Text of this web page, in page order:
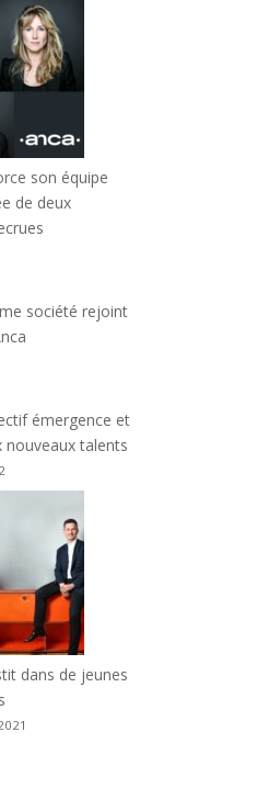
son équipe
de deux
société rejoint
émergence et
nouveaux talents
dans de jeunes